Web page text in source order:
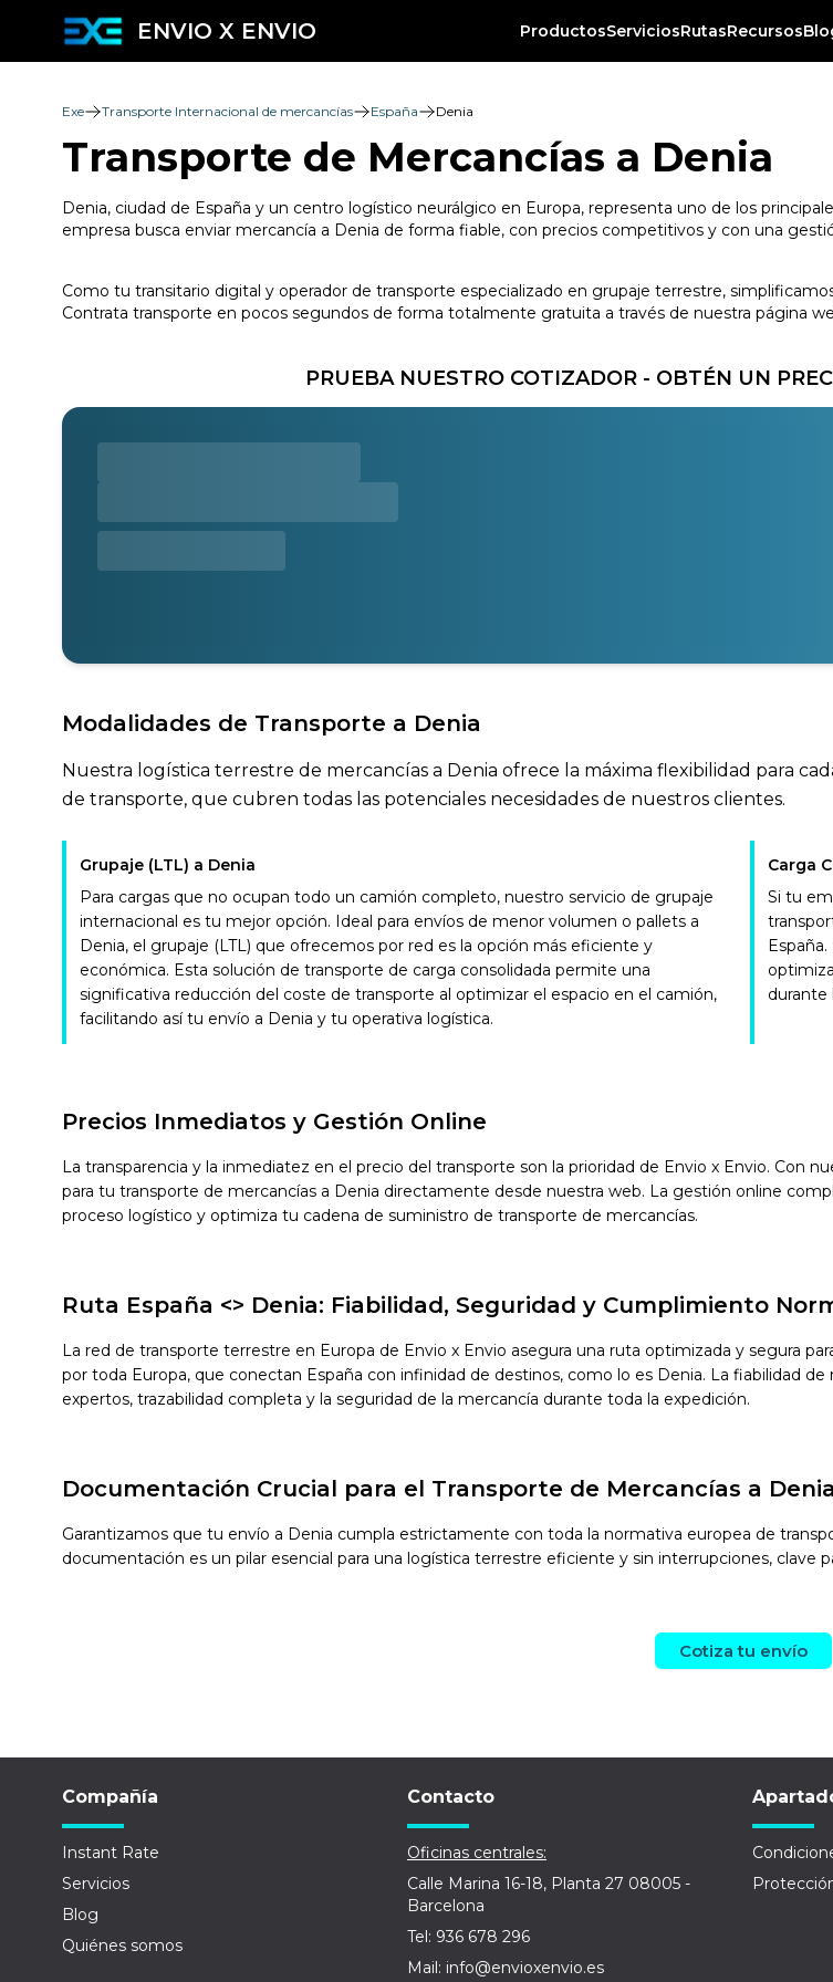
ENVIO X ENVIO ProductosServiciosRutasRecursos
Exe Transporte Internacional de mercancías España Denia
Transporte de Mercancías a Denia
Denia, ciudad de España y un centro logístico neurálgico en Europa, representa uno de los
empresa busca enviar mercancía a Denia de forma fiable, con precios competitivos y con una
Como tu transitario digital y operador de transporte especializado en grupaje terrestre,
Contrata transporte en pocos segundos de forma totalmente gratuita a través de nuestra página
PRUEBA NUESTRO COTIZADOR - OBTÉN UN
Modalidades de Transporte a Denia
Nuestra logística terrestre de mercancías a Denia ofrece la máxima flexibilidad para
de transporte, que cubren todas las potenciales necesidades de nuestros clientes.
Grupaje (LTL) a Denia
Para cargas que no ocupan todo un camión completo, nuestro servicio de grupaje
internacional es tu mejor opción. Ideal para envíos de menor volumen o pallets a
Denia, el grupaje (LTL) que ofrecemos por red es la opción más eficiente y
económica. Esta solución de transporte de carga consolidada permite una
significativa reducción del coste de transporte al optimizar el espacio en el camión,
facilitando así tu envío a Denia y tu operativa logística.
Carga
Si tu
durante
Precios Inmediatos y Gestión Online
La transparencia y la inmediatez en el precio del transporte son la prioridad de Envio x Envio. Con
para tu transporte de mercancías a Denia directamente desde nuestra web. La gestión online
proceso logístico y optimiza tu cadena de suministro de transporte de mercancías.
Ruta España <> Denia: Fiabilidad, Seguridad y Cumplimiento
La red de transporte terrestre en Europa de Envio x Envio asegura una ruta optimizada y segura
por toda Europa, que conectan España con infinidad de destinos, como lo es Denia. La fiabilidad
expertos, trazabilidad completa y la seguridad de la mercancía durante toda la expedición.
Documentación Crucial para el Transporte de Mercancías a Denia
Garantizamos que tu envío a Denia cumpla estrictamente con toda la normativa europea de
documentación es un pilar esencial para una logística terrestre eficiente y sin interrupciones, clave
Cotiza tu envío
Compañía
Instant Rate
Servicios
Blog
Quiénes somos
Contacto
Oficinas centrales:
Calle Marina 16-18, Planta 27 08005 -
Barcelona
Tel: 936 678 296
Mail: info@envioxenvio.es